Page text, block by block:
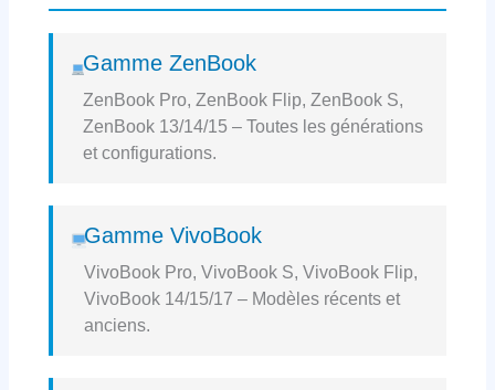
Gamme ZenBook
ZenBook Pro, ZenBook Flip, ZenBook S,
ZenBook 13/14/15 – Toutes les générations
et configurations.
Gamme VivoBook
VivoBook Pro, VivoBook S, VivoBook Flip,
VivoBook 14/15/17 – Modèles récents et
anciens.